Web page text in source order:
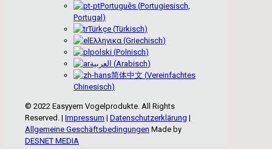
Português (Portugiesisch,
Portugal )
Türkçe (Türkisch)
Ελληνικα (Griechisch)
polski (Polnisch)
العربية (Arabisch)
简体中文 (Vereinfachtes
Chinesisch)
© 2022 Easyyem Vogelprodukte. All Rights
Reserved. | Impressum | Datenschutzerklärung |
Allgemeine Geschäftsbedingungen Made by
DESNET MEDIA